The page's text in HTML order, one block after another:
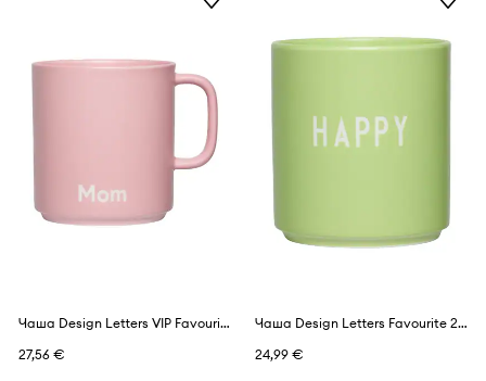
Чаша Design Letters VIP Favourite 250 ml
27,56 €
Чаша Design Letters Favourite 250 ml
24,99 €